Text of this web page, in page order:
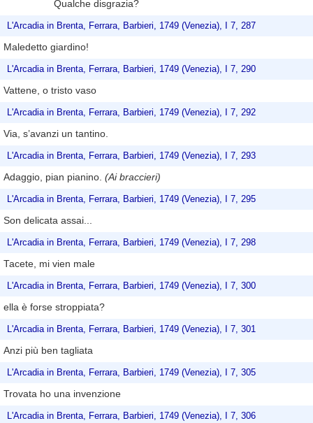
Qualche disgrazia?
L'Arcadia in Brenta, Ferrara, Barbieri, 1749 (Venezia), I 7, 287
Maledetto giardino!
L'Arcadia in Brenta, Ferrara, Barbieri, 1749 (Venezia), I 7, 290
Vattene, o tristo vaso
L'Arcadia in Brenta, Ferrara, Barbieri, 1749 (Venezia), I 7, 292
Via, s’avanzi un tantino.
L'Arcadia in Brenta, Ferrara, Barbieri, 1749 (Venezia), I 7, 293
Adaggio, pian pianino. (Ai braccieri)
L'Arcadia in Brenta, Ferrara, Barbieri, 1749 (Venezia), I 7, 295
Son delicata assai...
L'Arcadia in Brenta, Ferrara, Barbieri, 1749 (Venezia), I 7, 298
Tacete, mi vien male
L'Arcadia in Brenta, Ferrara, Barbieri, 1749 (Venezia), I 7, 300
ella è forse stroppiata?
L'Arcadia in Brenta, Ferrara, Barbieri, 1749 (Venezia), I 7, 301
Anzi più ben tagliata
L'Arcadia in Brenta, Ferrara, Barbieri, 1749 (Venezia), I 7, 305
Trovata ho una invenzione
L'Arcadia in Brenta, Ferrara, Barbieri, 1749 (Venezia), I 7, 306